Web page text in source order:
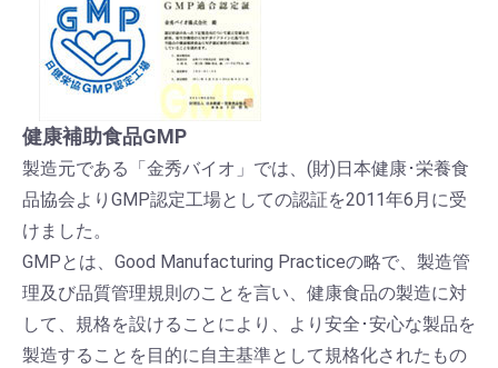
健康補助食品GMP
製造元である「金秀バイオ」では、(財)日本健康･栄養食
品協会よりGMP認定工場としての認証を2011年6月に受
けました。
GMPとは、Good Manufacturing Practiceの略で、製造管
理及び品質管理規則のことを言い、健康食品の製造に対
して、規格を設けることにより、より安全･安心な製品を
製造することを目的に自主基準として規格化されたもの